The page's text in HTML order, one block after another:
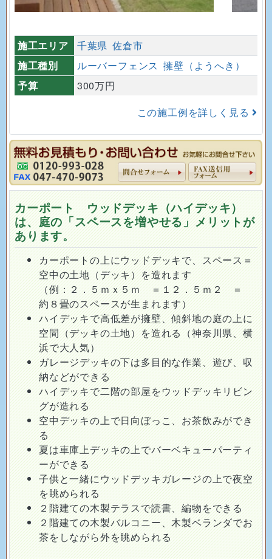
施工エリア 千葉県 佐倉市
施工種別
ルーバーフェンス 擁壁（ようへき）
予算
300万円
この施工例を詳しく見る
カーポート ウッドデッキ（ハイデッキ）
は、庭の「スペースを増やせる」メリットが
あります。
カーポートの上にウッドデッキで、スペース＝
空中の土地（デッキ）を造れます
（例：２．５ｍｘ５ｍ ＝１２．５ｍ２ ＝
約８畳のスペースが生まれます）
ハイデッキで高低差が擁壁、傾斜地の庭の上に
空間（デッキの土地）を造れる（神奈川県、横
浜で大人気）
ガレージデッキの下は多目的な作業、遊び、収
納などができる
ハイデッキで二階の部屋をウッドデッキリビン
グが造れる
空中デッキの上で日向ぼっこ、お茶飲みができ
る
夏は車庫上デッキの上でバーベキューパーティ
ーができる
子供と一緒にウッドデッキガレージの上で夜空
を眺められる
２階建ての木製テラスで読書、編物をできる
２階建ての木製バルコニー、木製ベランダでお
茶をしながら外を眺められる